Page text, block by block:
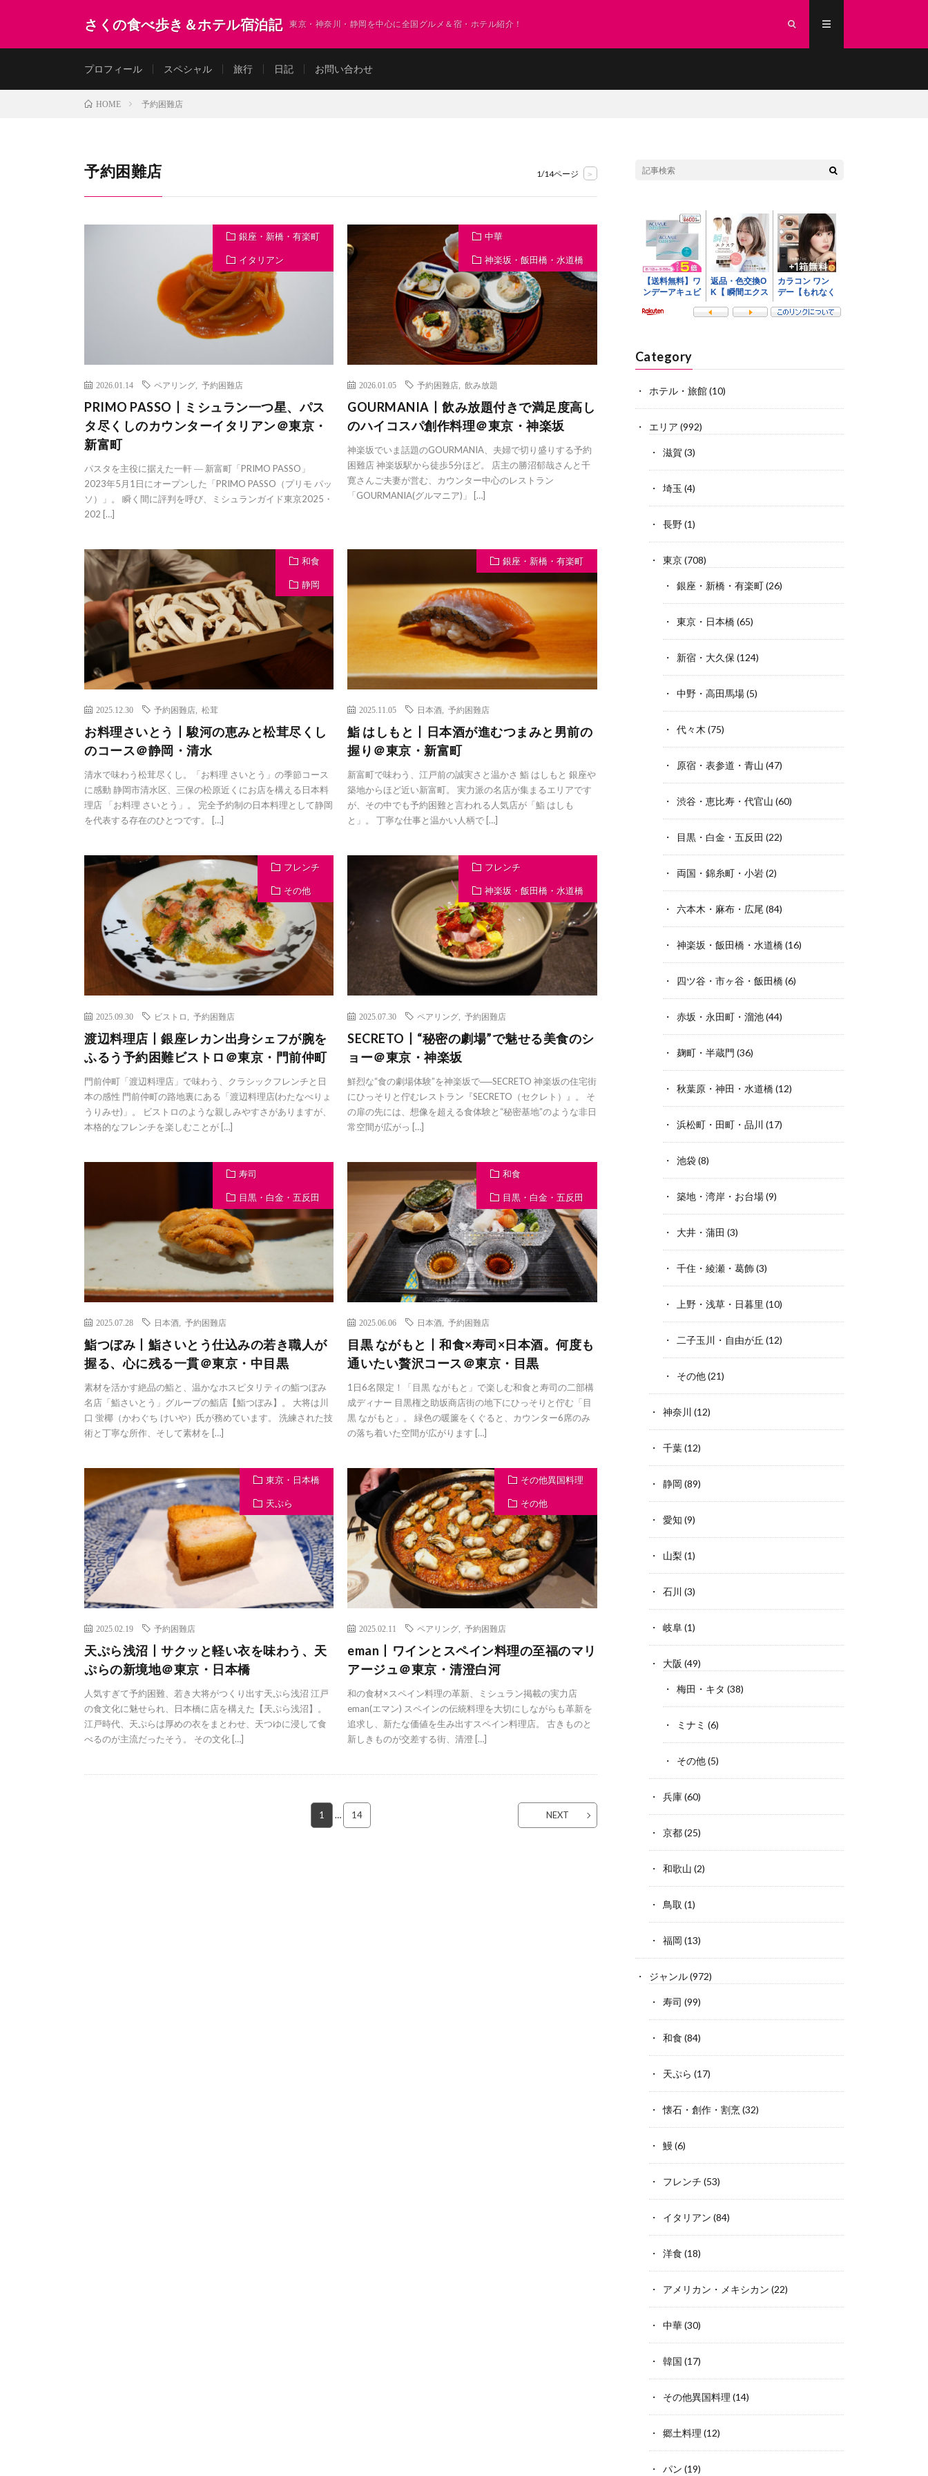
さくの食べ歩き＆ホテル宿泊記 東京・神奈川・静岡を中心に全国グルメ＆宿・ホテル紹介！
プロフィール スペシャル 旅行 日記 お問い合わせ
HOME 予約困難店
予約困難店 1/14ページ >
銀座・新橋・有楽町
イタリアン
2026.01.14 ペアリング 予約困難店
PRIMO PASSO丨ミシュラン一つ星、パス
タ尽くしのカウンターイタリアン＠東京・
新富町
パスタを主役に据えた一軒 ― 新富町「PRIMO PASSO」
2023年5月1日にオープンした「PRIMO PASSO（プリモ パッ
ソ）」。 瞬く間に評判を呼び、ミシュランガイド東京2025・
202 […]
中華
神楽坂・飯田橋・水道橋
2026.01.05 予約困難店 ,飲み放題
GOURMANIA丨飲み放題付きで満足度高し
のハイコスパ創作料理＠東京・神楽坂
神楽坂でいま話題のGOURMANIA、夫婦で切り盛りする予約
困難店 神楽坂駅から徒歩5分ほど。 店主の勝沼郁哉さんと千
寛さんご夫妻が営む、カウンター中心のレストラン
「GOURMANIA(グルマニア)」 […]
和食
静岡
2025.12.30 予約困難店 松茸
お料理さいとう丨駿河の恵みと松茸尽くし
のコース＠静岡・清水
清水で味わう松茸尽くし。「お料理 さいとう」の季節コース
に感動 静岡市清水区、三保の松原近くにお店を構える日本料
理店 「お料理 さいとう」。 完全予約制の日本料理として静岡
を代表する存在のひとつです。 […]
銀座・新橋・有楽町
2025.11.05 日本酒 ,予約困難店
鮨 はしもと丨日本酒が進むつまみと男前の
握り＠東京・新富町
新富町で味わう、江戸前の誠実さと温かさ 鮨 はしもと 銀座や
築地からほど近い新富町。 実力派の名店が集まるエリアです
が、その中でも予約困難と言われる人気店が「鮨 はしも
と」。 丁寧な仕事と温かい人柄で […]
フレンチ
その他
2025.09.30 ビストロ 予約困難店
渡辺料理店丨銀座レカン出身シェフが腕を
ふるう予約困難ビストロ＠東京・門前仲町
門前仲町「渡辺料理店」で味わう、クラシックフレンチと日
本の感性 門前仲町の路地裏にある「渡辺料理店(わたなべりょ
うりみせ)」。 ビストロのような親しみやすさがありますが、
本格的なフレンチを楽しむことが […]
フレンチ
神楽坂・飯田橋・水道橋
2025.07.30 ペアリング ,予約困難店
SECRETO丨“秘密の劇場”で魅せる美食のシ
ョー＠東京・神楽坂
鮮烈な“食の劇場体験”を神楽坂で──SECRETO 神楽坂の住宅街
にひっそりと佇むレストラン『SECRETO（セクレト）』。 そ
の扉の先には、想像を超える食体験と“秘密基地”のような非日
常空間が広がっ […]
寿司
目黒・白金・五反田
2025.07.28 日本酒 予約困難店
鮨つぼみ丨鮨さいとう仕込みの若き職人が
握る、心に残る一貫＠東京・中目黒
素材を活かす絶品の鮨と、温かなホスピタリティの鮨つぼみ
名店「鮨さいとう」グループの鮨店【鮨つぼみ】。 大将は川
口 蛍椰（かわぐち けいや）氏が務めています。 洗練された技
術と丁寧な所作、そして素材を […]
和食
目黒・白金・五反田
2025.06.06 日本酒 ,予約困難店
目黒 ながもと丨和食×寿司×日本酒。何度も
通いたい贅沢コース＠東京・目黒
1日6名限定！「目黒 ながもと」で楽しむ和食と寿司の二部構
成ディナー 目黒権之助坂商店街の地下にひっそりと佇む「目
黒 ながもと」。 緑色の暖簾をくぐると、カウンター6席のみ
の落ち着いた空間が広がります […]
東京・日本橋
天ぷら
2025.02.19 予約困難店
天ぷら浅沼丨サクッと軽い衣を味わう、天
ぷらの新境地＠東京・日本橋
人気すぎて予約困難、若き大将がつくり出す天ぷら浅沼 江戸
の食文化に魅せられ、日本橋に店を構えた【天ぷら浅沼】。
江戸時代、天ぷらは厚めの衣をまとわせ、天つゆに浸して食
べるのが主流だったそう。 その文化 […]
その他異国料理
その他
2025.02.11 ペアリング ,予約困難店
eman丨ワインとスペイン料理の至福のマリ
アージュ＠東京・清澄白河
和の食材×スペイン料理の革新、ミシュラン掲載の実力店
eman(エマン) スペインの伝統料理を大切にしながらも革新を
追求し、新たな価値を生み出すスペイン料理店。 古きものと
新しきものが交差する街、清澄 […]
1 … 14 NEXT
Category
ホテル・旅館(10)
エリア (992)
滋賀 (3)
埼玉 (4)
長野(1)
東京(708)
銀座・新橋・有楽町(26)
東京・日本橋(65)
新宿・大久保 (124)
中野・高田馬場(5)
代々木 (75)
原宿・表参道・青山 (47)
渋谷・恵比寿・代官山 (60)
目黒・白金・五反田 (22)
両国・錦糸町・小岩(2)
六本木・麻布・広尾 (84)
神楽坂・飯田橋・水道橋(16)
四ツ谷・市ヶ谷・飯田橋(6)
赤坂・永田町・溜池(44)
麹町・半蔵門 (36)
秋葉原・神田・水道橋(12)
浜松町・田町・品川 (17)
池袋(8)
築地・湾岸・お台場(9)
大井・蒲田 (3)
千住・綾瀬・葛飾(3)
上野・浅草・日暮里 (10)
二子玉川・自由が丘 (12)
その他(21)
神奈川 (12)
千葉(12)
静岡 (89)
愛知 (9)
山梨 (1)
石川 (3)
岐阜(1)
大阪 (49)
梅田・キタ (38)
ミナミ (6)
その他(5)
兵庫(60)
京都(25)
和歌山 (2)
鳥取 (1)
福岡 (13)
ジャンル(972)
寿司 (99)
和食 (84)
天ぷら (17)
懐石・創作・割烹(32)
鰻 (6)
フレンチ (53)
イタリアン (84)
洋食 (18)
アメリカン・メキシカン (22)
中華(30)
韓国 (17)
その他異国料理 (14)
郷土料理 (12)
パン (19)